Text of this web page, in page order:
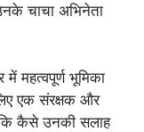
चाचा अभिनेता
महत्वपूर्ण भूमिका
एक संरक्षक और
कि कैसे उनकी सलाह